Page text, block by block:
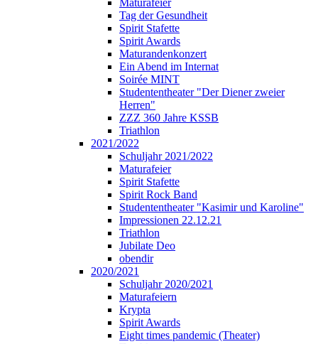
Maturafeier
Tag der Gesundheit
Spirit Stafette
Spirit Awards
Maturandenkonzert
Ein Abend im Internat
Soirée MINT
Studententheater "Der Diener zweier
Herren"
ZZZ 360 Jahre KSSB
Triathlon
2021/2022
Schuljahr 2021/2022
Maturafeier
Spirit Stafette
Spirit Rock Band
Studententheater "Kasimir und Karoline"
Impressionen 22.12.21
Triathlon
Jubilate Deo
obendir
2020/2021
Schuljahr 2020/2021
Maturafeiern
Krypta
Spirit Awards
Eight times pandemic (Theater)